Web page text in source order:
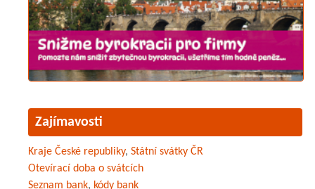
Zajímavosti
Kraje České republiky, Státní svátky ČR
Otevírací doba o svátcích
Seznam bank, kódy bank